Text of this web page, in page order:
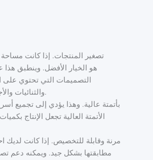
التصميمات التي تحتوي على
والثنائيات والأجزاء السلبية الصغيرة.
الأتمتة العالية تجعل الإنتاج